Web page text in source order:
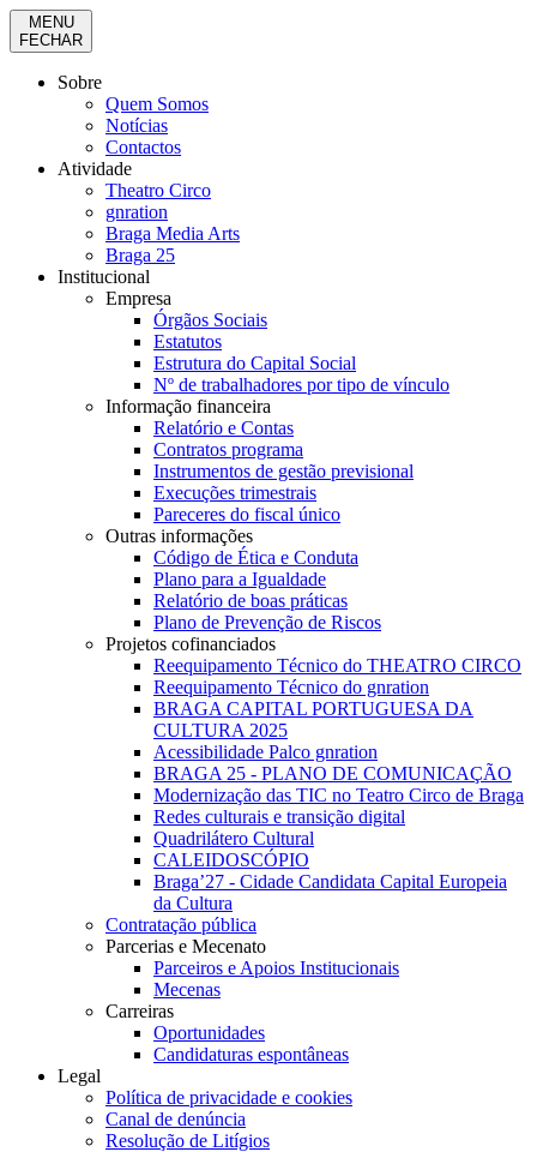
MENU
FECHAR
Sobre
Quem Somos
Notícias
Contactos
Atividade
Theatro Circo
gnration
Braga Media Arts
Braga 25
Institucional
Empresa
Órgãos Sociais
Estatutos
Estrutura do Capital Social
Nº de trabalhadores por tipo de vínculo
Informação financeira
Relatório e Contas
Contratos programa
Instrumentos de gestão previsional
Execuções trimestrais
Pareceres do fiscal único
Outras informações
Código de Ética e Conduta
Plano para a Igualdade
Relatório de boas práticas
Plano de Prevenção de Riscos
Projetos cofinanciados
Reequipamento Técnico do THEATRO CIRCO
Reequipamento Técnico do gnration
BRAGA CAPITAL PORTUGUESA DA
CULTURA 2025
Acessibilidade Palco gnration
BRAGA 25 - PLANO DE COMUNICAÇÃO
Modernização das TIC no Teatro Circo de Braga
Redes culturais e transição digital
Quadrilátero Cultural
CALEIDOSCÓPIO
Braga’27 - Cidade Candidata Capital Europeia
da Cultura
Contratação pública
Parcerias e Mecenato
Parceiros e Apoios Institucionais
Mecenas
Carreiras
Oportunidades
Candidaturas espontâneas
Legal
Política de privacidade e cookies
Canal de denúncia
Resolução de Litígios